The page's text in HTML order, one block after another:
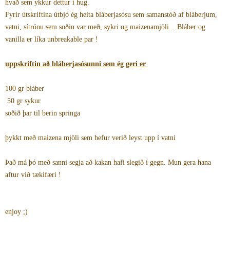
hvað sem ykkur dettur í hug.
Fyrir útskriftina útbjó ég heita bláberjasósu sem samanstóð af bláberjum,
vatni, sítrónu sem soðin var með, sykri og maizenamjöli... Bláber og
vanilla er líka unbreakable par !
uppskriftin að bláberjasósunni sem ég geri er
100 gr bláber
50 gr sykur
soðið þar til berin springa
þykkt með maizena mjöli sem hefur verið leyst upp í vatni
Það má þó með sanni segja að kakan hafi slegið í gegn. Mun gera hana
aftur við tækifæri !
enjoy ;)